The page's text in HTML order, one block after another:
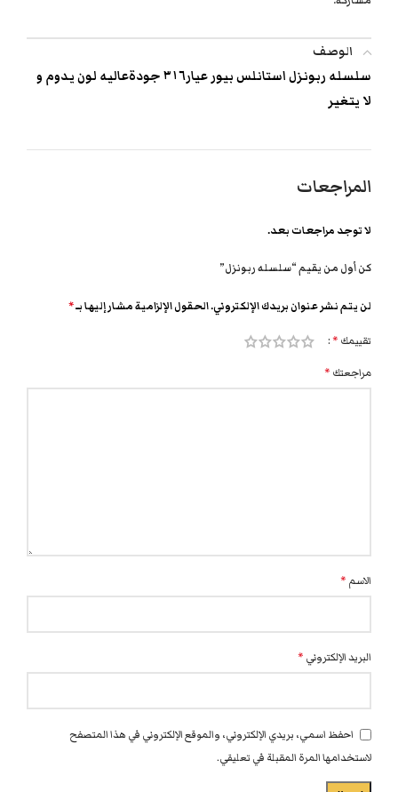
الوصف
سلسله ربونزل استانلس بيور عيار٣١٦ جودةعاليه لون يدوم و
لا يتغير
المراجعات
لا توجد مراجعات بعد.
كن أول من يقيم “سلسله ربونزل”
لن يتم نشر عنوان بريدك الإلكتروني.الحقول الإلزامية مشار إليها بـ*
تقييمك *
مراجعتك *
الاسم *
البريد الإلكتروني *
احفظ اسمي، بريدي الإلكتروني، والموقع الإلكتروني في هذا المتصفح
لاستخدامها المرة المقبلة في تعليقي.